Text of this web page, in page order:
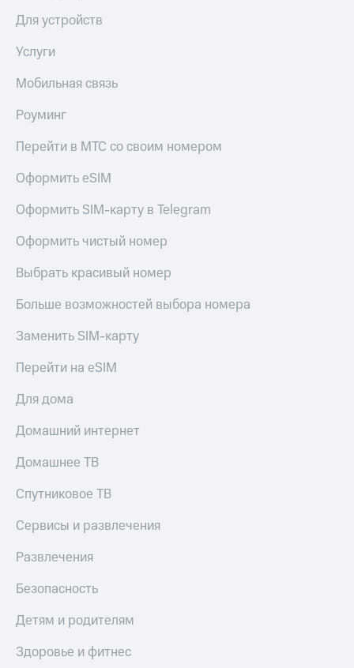
Для устройств
Услуги
Мобильная связь
Роуминг
Перейти в МТС со своим номером
Оформить eSIM
Оформить SIM-карту в Telegram
Оформить чистый номер
Выбрать красивый номер
Больше возможностей выбора номера
Заменить SIM-карту
Перейти на eSIM
Для дома
Домашний интернет
Домашнее ТВ
Спутниковое ТВ
Сервисы и развлечения
Развлечения
Безопасность
Детям и родителям
Здоровье и фитнес